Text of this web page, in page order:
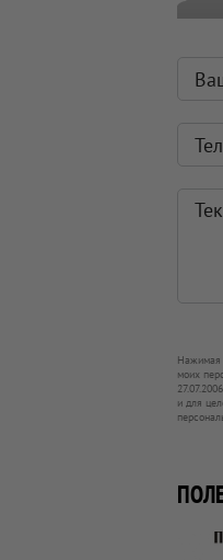
Нажимая
моих
и для